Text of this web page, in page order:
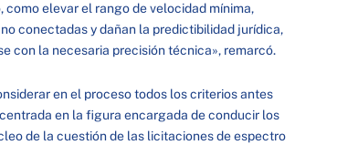
elevar el rango de velocidad mínima,
conectadas y dañan la predictibilidad jurídica,
con la necesaria precisión técnica», remarcó.
en el proceso todos los criterios antes
en la figura encargada de conducir los
de la cuestión de las licitaciones de espectro